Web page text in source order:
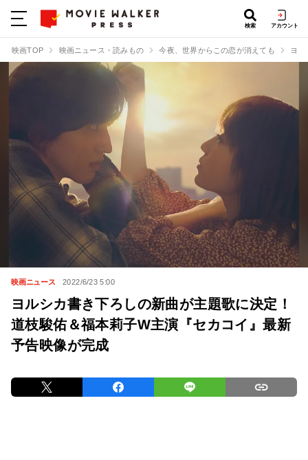
検索 アカウント
映画TOP 映画ニュース・読みもの 今夜、世界からこの恋が消えても ヨル
映画ニュース 2022/6/23 5:00
ヨルシカ書き下ろしの新曲が主題歌に決定！
道枝駿佑＆福本莉子W主演『セカコイ』最新
予告映像が完成